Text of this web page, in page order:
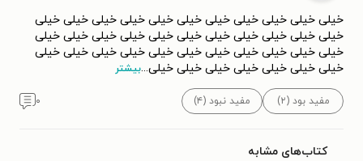
خیلی خیلی خیلی خیلی خیلی خیلی خیلی خیلی خیلی خیلی خیلی
خیلی خیلی خیلی خیلی خیلی خیلی خیلی خیلی خیلی خیلی خیلی
خیلی خیلی خیلی خیلی خیلی خیلی خیلی خیلی خیلی خیلی خیلی
خیلی خیلی خیلی خیلی خیلی خیلی خیلی...بیشتر
مفید بود (۲) مفید نبود (۴) ۰
کتاب‌های مشابه